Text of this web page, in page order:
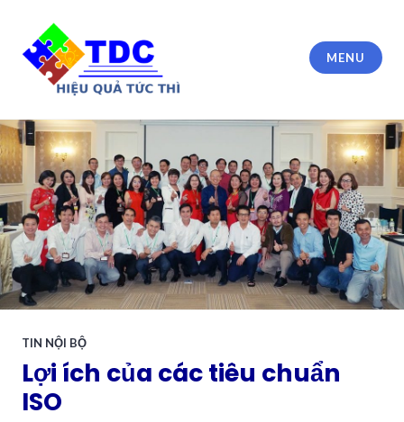
content
Công ty TNHH Tư vấn Trần Đình Cửu
MENU
TIN NỘI BỘ
Lợi ích của các tiêu chuẩn
ISO